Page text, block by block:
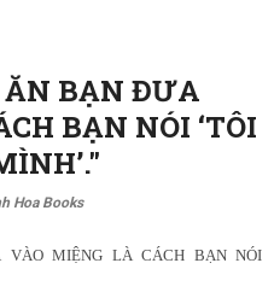
BẠN ĐƯA
BẠN NÓI ‘TÔI
Hoa Books
miệng là cách bạn nói